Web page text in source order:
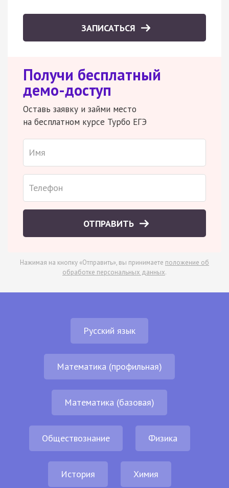
ЗАПИСАТЬСЯ
Получи бесплатный
демо-доступ
Оставь заявку и займи место
на бесплатном курсе Турбо ЕГЭ
ОТПРАВИТЬ
Нажимая на кнопку «Отправить», вы принимаете положение об
обработке персональных данных.
Русский язык
Математика (профильная)
Математика (базовая)
Обществознание Физика
История Химия